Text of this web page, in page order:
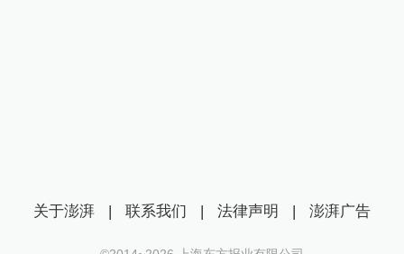
关于澎湃 | 联系我们 | 法律声明 | 澎湃广告